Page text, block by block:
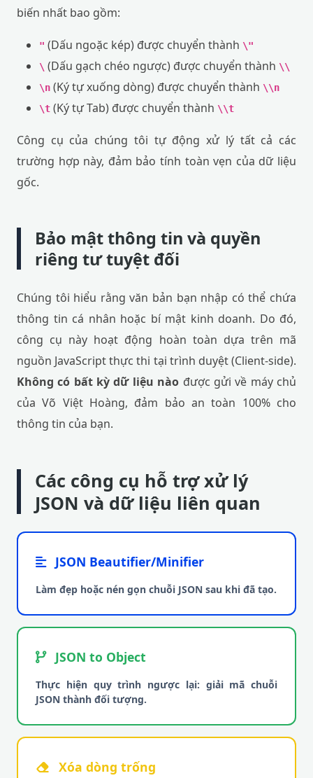
biến nhất bao gồm:
" (Dấu ngoặc kép) được chuyển thành \"
\ (Dấu gạch chéo ngược) được chuyển thành \\
\n (Ký tự xuống dòng) được chuyển thành \\n
\t (Ký tự Tab) được chuyển thành \\t
Công cụ của chúng tôi tự động xử lý tất cả các
trường hợp này, đảm bảo tính toàn vẹn của dữ liệu
gốc.
Bảo mật thông tin và quyền
riêng tư tuyệt đối
Chúng tôi hiểu rằng văn bản bạn nhập có thể chứa
thông tin cá nhân hoặc bí mật kinh doanh. Do đó,
công cụ này hoạt động hoàn toàn dựa trên mã
nguồn JavaScript thực thi tại trình duyệt (Client-side).
Không có bất kỳ dữ liệu nào được gửi về máy chủ
của Võ Việt Hoàng, đảm bảo an toàn 100% cho
thông tin của bạn.
Các công cụ hỗ trợ xử lý
JSON và dữ liệu liên quan
JSON Beautifier/Minifier
Làm đẹp hoặc nén gọn chuỗi JSON sau khi đã tạo.
JSON to Object
Thực hiện quy trình ngược lại: giải mã chuỗi
JSON thành đối tượng.
Xóa dòng trống